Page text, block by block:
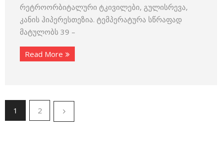
რეტროორბიტალური ტკივილები, გულისრევა,
კანის ჰიპერესთეზია. ტემპერატურა სწრაფად
მატულობს 39 –
Read More
1 2